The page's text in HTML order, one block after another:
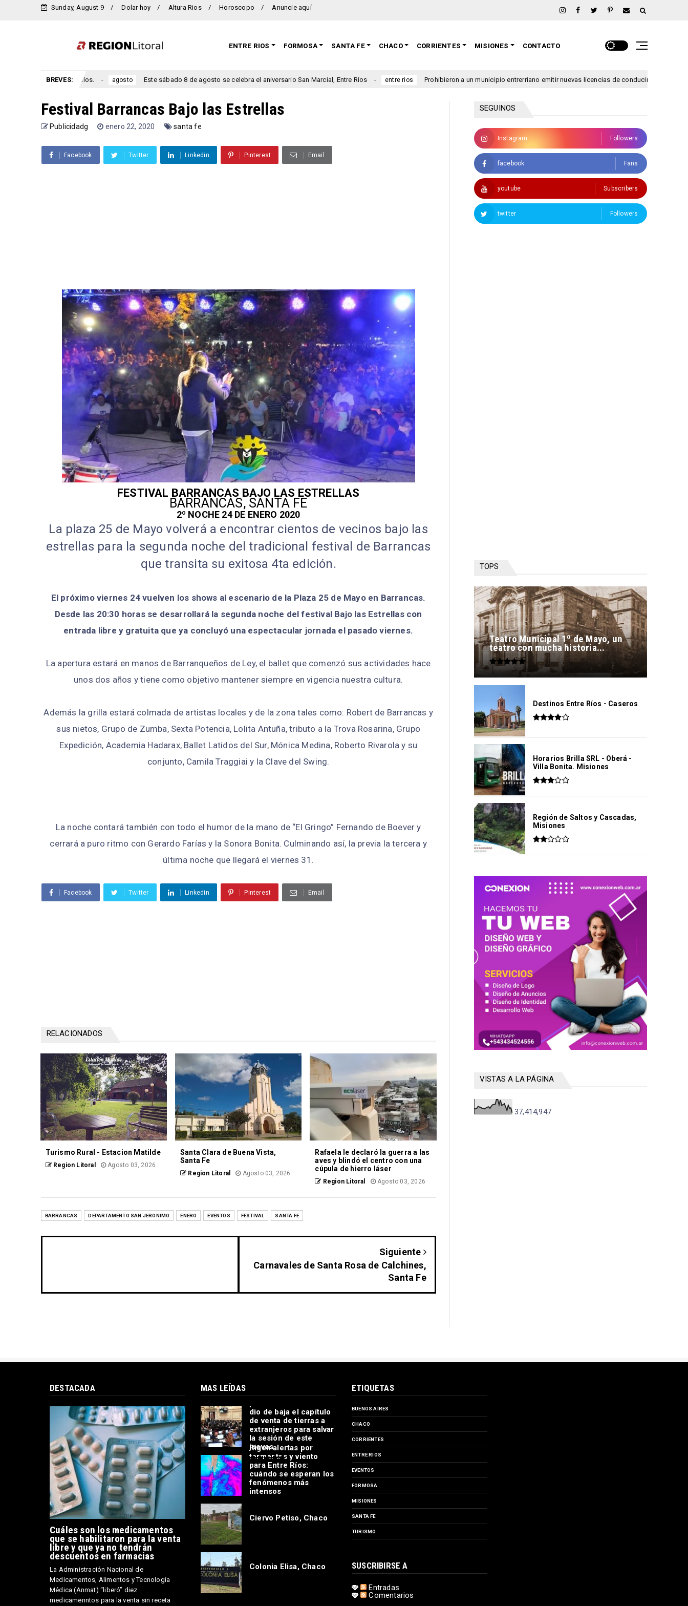
Sunday, August 9 Dolar hoy Altura Rios Horoscopo Anuncie aquí
ENTRE RIOS FORMOSA SANTA FE CHACO CORRIENTES MISIONES CONTACTO
BREVES:
Entre Ríos. agosto Este sábado 8 de agosto se celebra el aniversario San Marcial, Entre Ríos entre rios Prohibieron a un municipio entrerriano emitir nuevas licencias de conducir argentina
Festival Barrancas Bajo las Estrellas
Publicidadg enero 22, 2020 santa fe
Facebook Twitter Linkedin Pinterest Email
FESTIVAL BARRANCAS BAJO LAS ESTRELLAS
BARRANCAS, SANTA FE
2º NOCHE 24 DE ENERO 2020
La plaza 25 de Mayo volverá a encontrar cientos de vecinos bajo las
estrellas para la segunda noche del tradicional festival de Barrancas
que transita su exitosa 4ta edición.
El próximo viernes 24 vuelven los shows al escenario de la Plaza 25 de Mayo en Barrancas.
Desde las 20:30 horas se desarrollará la segunda noche del festival Bajo las Estrellas con
entrada libre y gratuita que ya concluyó una espectacular jornada el pasado viernes.
La apertura estará en manos de Barranqueños de Ley, el ballet que comenzó sus actividades hace
unos dos años y tiene como objetivo mantener siempre en vigencia nuestra cultura.
Además la grilla estará colmada de artistas locales y de la zona tales como: Robert de Barrancas y
sus nietos, Grupo de Zumba, Sexta Potencia, Lolita Antuña, tributo a la Trova Rosarina, Grupo
Expedición, Academia Hadarax, Ballet Latidos del Sur, Mónica Medina, Roberto Rivarola y su
conjunto, Camila Traggiai y la Clave del Swing.
La noche contará también con todo el humor de la mano de “El Gringo” Fernando de Boever y
cerrará a puro ritmo con Gerardo Farías y la Sonora Bonita. Culminando así, la previa la tercera y
última noche que llegará el viernes 31.
Facebook Twitter Linkedin Pinterest Email
RELACIONADOS
Turismo Rural - Estacion Matilde
Region Litoral Agosto 03, 2026
Santa Clara de Buena Vista,
Santa Fe
Region Litoral Agosto 03, 2026
Rafaela le declaró la guerra a las
aves y blindó el centro con una
cúpula de hierro láser
Region Litoral Agosto 03, 2026
BARRANCAS DEPARTAMENTO SAN JERONIMO ENERO EVENTOS FESTIVAL SANTA FE
Siguiente
Carnavales de Santa Rosa de Calchines,
Santa Fe
SEGUINOS
Instagram Followers
facebook Fans
youtube Subscribers
twitter Followers
TOPS
Teatro Municipal 1º de Mayo, un
teatro con mucha historia...
Destinos Entre Ríos - Caseros
Horarios Brilla SRL - Oberá -
Villa Bonita. Misiones
Región de Saltos y Cascadas,
Misiones
VISTAS A LA PÁGINA
37,414,947
DESTACADA
Cuáles son los medicamentos
que se habilitaron para la venta
libre y que ya no tendrán
descuentos en farmacias
La Administración Nacional de
Medicamentos, Alimentos y Tecnología
Médica (Anmat) “liberó” diez
medicamenntos para la venta sin receta
MAS LEÍDAS
Ley de propiedad
dio de baja el capítulo
de venta de tierras a
extranjeros para salvar
la sesión de este
jueves
Rigen alertas por
tormentas y viento
para Entre Ríos:
cuándo se esperan los
fenómenos más
intensos
Ciervo Petiso, Chaco
Colonia Elisa, Chaco
ETIQUETAS
BUENOS AIRES
CHACO
CORRIENTES
ENTRE RIOS
EVENTOS
FORMOSA
MISIONES
SANTA FE
TURISMO
SUSCRIBIRSE A
Entradas
Comentarios